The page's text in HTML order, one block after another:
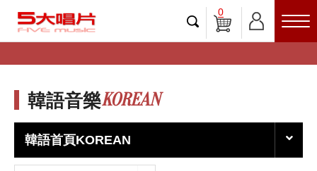
0
韓語音樂KOREAN
韓語首頁KOREAN